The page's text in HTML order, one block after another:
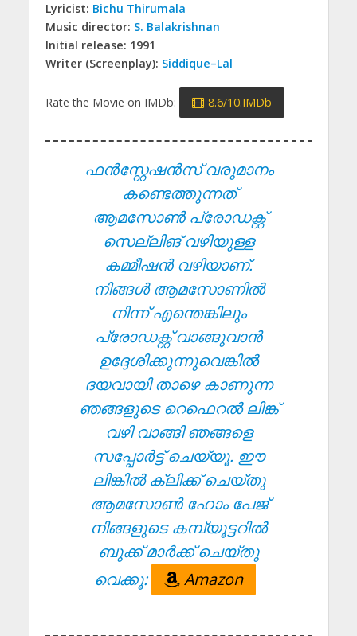
Lyricist: Bichu Thirumala
Music director: S. Balakrishnan
Initial release: 1991
Writer (Screenplay): Siddique–Lal
Rate the Movie on IMDb: 8.6/10.IMDb
ഫൻസ്റ്റേഷൻസ് വരുമാനം
കണ്ടെത്തുന്നത്
ആമസോൺ പ്രോഡക്റ്റ്
സെല്ലിങ് വഴിയുള്ള
കമ്മീഷൻ വഴിയാണ്.
നിങ്ങൾ ആമസോണിൽ
നിന്ന് എന്തെങ്കിലും
പ്രോഡക്റ്റ് വാങ്ങുവാൻ
ഉദ്ദേശിക്കുന്നുവെങ്കിൽ
ദയവായി താഴെ കാണുന്ന
ഞങ്ങളുടെ റെഫെറൽ ലിങ്ക്
വഴി വാങ്ങി ഞങ്ങളെ
സപ്പോർട്ട് ചെയ്യൂ. ഈ
ലിങ്കിൽ ക്ലിക്ക് ചെയ്തു
ആമസോൺ ഹോം പേജ്
നിങ്ങളുടെ കമ്പ്യൂട്ടറിൽ
ബുക്ക് മാർക്ക് ചെയ്തു
വെക്കൂ:
Amazon